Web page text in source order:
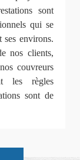
sont
qui se
environs.
nos clients,
couvreurs
les règles
sont de